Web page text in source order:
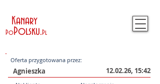
Kanary
PoPolsku.Pl
Oferta przygotowana przez:
12.02.26, 15:42